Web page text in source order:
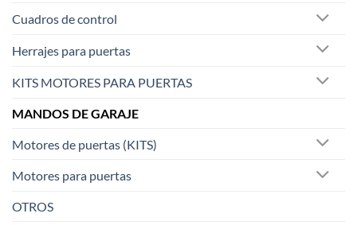
Cuadros de control
Herrajes para puertas
KITS MOTORES PARA PUERTAS
MANDOS DE GARAJE
Motores de puertas (KITS)
Motores para puertas
OTROS